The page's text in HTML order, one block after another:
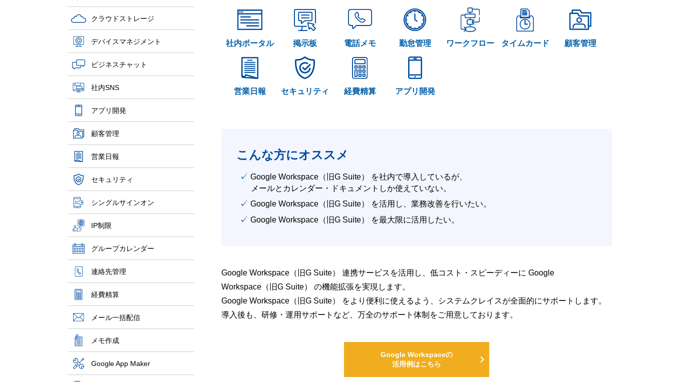
クラウドストレージ
デバイスマネジメント
ビジネスチャット
社内SNS
アプリ開発
顧客管理
営業日報
セキュリティ
シングルサインオン
IP制限
グループカレンダー
連絡先管理
経費精算
メール一括配信
メモ作成
Google App Maker
社内ポータル 掲示板 電話メモ 勤怠管理 ワークフロー タイムカード 顧客管理
営業日報 セキュリティ 経費精算 アプリ開発
こんな方にオススメ
✓ Google Workspace（旧G Suite） を社内で導入しているが、
メールとカレンダー・ドキュメントしか使えていない。
✓ Google Workspace（旧G Suite） を活用し、業務改善を行いたい。
✓ Google Workspace（旧G Suite） を最大限に活用したい。
Google Workspace（旧G Suite） 連携サービスを活用し、低コスト・スピーディーに Google
Workspace（旧G Suite） の機能拡張を実現します。
Google Workspace（旧G Suite） をより便利に使えるよう、システムクレイスが全面的にサポートします。
導入後も、研修・運用サポートなど、万全のサポート体制をご用意しております。
Google Workspaceの
活用例はこちら